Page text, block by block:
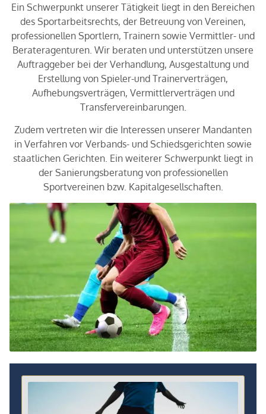
Ein Schwerpunkt unserer Tätigkeit liegt in den Bereichen
des Sportarbeitsrechts, der Betreuung von Vereinen,
professionellen Sportlern, Trainern sowie Vermittler- und
Berateragenturen. Wir beraten und unterstützen unsere
Auftraggeber bei der Verhandlung, Ausgestaltung und
Erstellung von Spieler-und Trainerverträgen,
Aufhebungsverträgen, Vermittlerverträgen und
Transfervereinbarungen.
Zudem vertreten wir die Interessen unserer Mandanten
in Verfahren vor Verbands- und Schiedsgerichten sowie
staatlichen Gerichten. Ein weiterer Schwerpunkt liegt in
der Sanierungsberatung von professionellen
Sportvereinen bzw. Kapitalgesellschaften.